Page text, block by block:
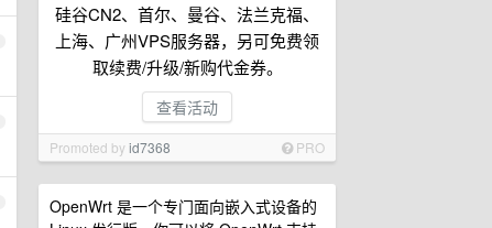
硅谷CN2、首尔、曼谷、法兰克福、
上海、广州VPS服务器，另可免费领
取续费/升级/新购代金券。
查看活动
Promoted byid7368 PRO
OpenWrt 是一个专门面向嵌入式设备的